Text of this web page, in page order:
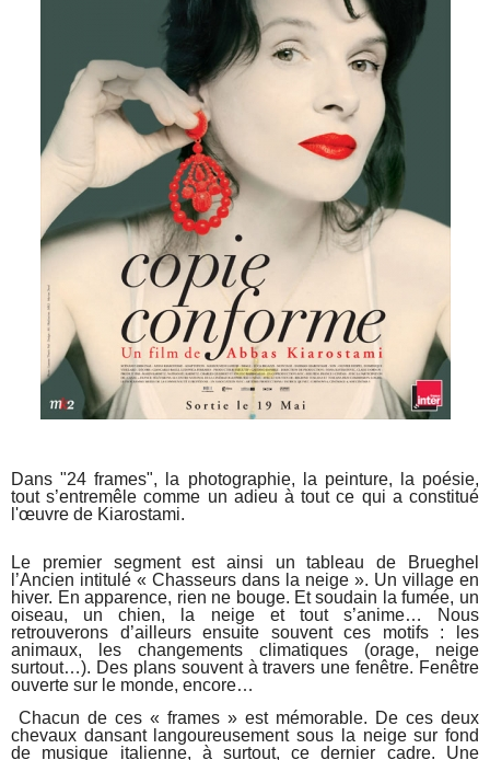
Dans "24 frames", la photographie, la peinture, la poésie,
tout s’entremêle comme un adieu à tout ce qui a constitué
l'œuvre de Kiarostami.
Le premier segment est ainsi un tableau de Brueghel
l’Ancien intitulé « Chasseurs dans la neige ». Un village en
hiver. En apparence, rien ne bouge. Et soudain la fumée, un
oiseau, un chien, la neige et tout s’anime… Nous
retrouverons d’ailleurs ensuite souvent ces motifs : les
animaux, les changements climatiques (orage, neige
surtout…). Des plans souvent à travers une fenêtre. Fenêtre
ouverte sur le monde, encore…
Chacun de ces « frames » est mémorable. De ces deux
chevaux dansant langoureusement sous la neige sur fond
de musique italienne, à surtout, ce dernier cadre. Une